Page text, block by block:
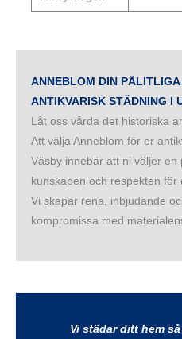
ANNEBLOM DIN PÅLITLIGA
ANTIKVARISK STÄDNING I
Låt oss vårda det historiska
Att välja Anneblom för er
Väsby innebär att ni väljer en
kunskapen och respekten för
Vi skapar rena, inbjudande
kompromissa med
Vi städar ditt hem